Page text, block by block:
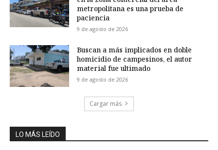
metropolitana es una prueba de
paciencia
9 de agosto de 2026
Buscan a más implicados en doble
homicidio de campesinos, el autor
material fue ultimado
9 de agosto de 2026
Cargar más
LO MÁS LEÍDO